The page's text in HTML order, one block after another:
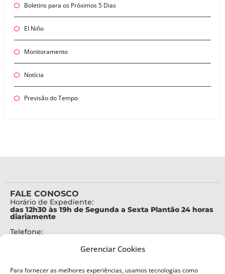
Gerenciar Cookies
Para fornecer as melhores experiências, usamos tecnologias como
Boletins para os Próximos 5 Dias
El Niño
Monitoramento
Notícia
Previsão do Tempo
FALE CONOSCO
Horário de Expediente:
das 12h30 às 19h de Segunda a Sexta Plantão 24 horas
diariamente
Telefone: